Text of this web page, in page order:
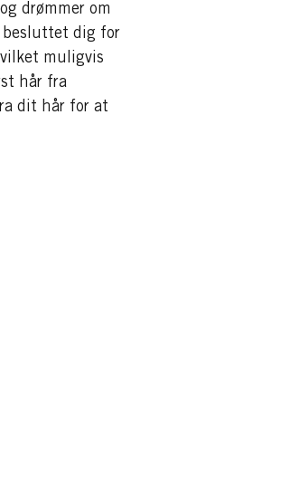
drømmer om
besluttet dig for
muligvis
hår fra
dit hår for at